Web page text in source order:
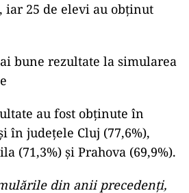
iar 25 de elevi au obţinut
bune rezultate la simularea
au fost obţinute în
în judeţele Cluj (77,6%),
(71,3%) şi Prahova (69,9%).
din anii precedenţi,